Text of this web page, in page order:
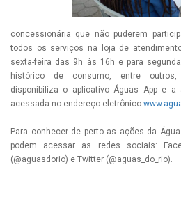
concessionária que não puderem
todos os serviços na loja de
sexta-feira das 9h às 16h e para
histórico de consumo, entre
disponibiliza o aplicativo Águas App e
acessada no endereço eletrônico
Para conhecer de perto as ações da
podem acessar as redes sociais:
(@aguasdorio) e Twitter (@aguas_do_rio).